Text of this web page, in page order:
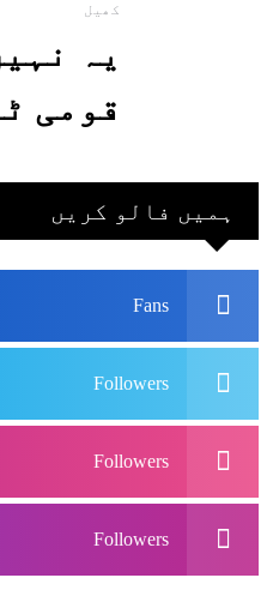
کھیل
یہ
قومی
نہ
ہمیں فالو کریں
Fans
Followers
Followers
Followers